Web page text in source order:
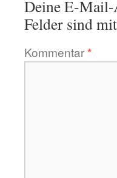
Deine E-
Felder sind mit
Kommentar*